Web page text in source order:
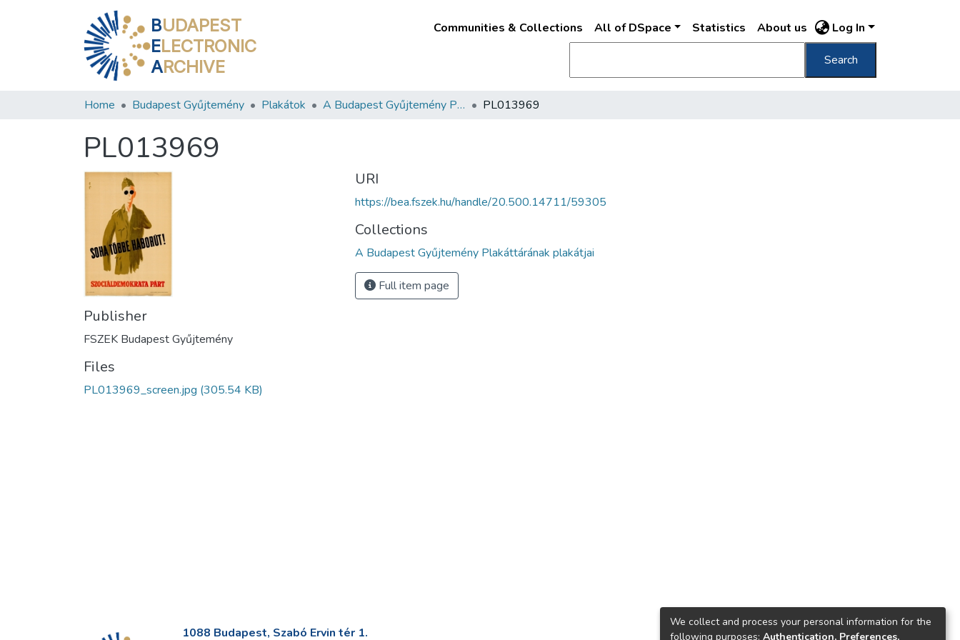
BUDAPEST
ELECTRONIC
ARCHIVE
Communities & Collections All of DSpace Statistics About us Log In
Search
Home Budapest Gyűjtemény Plakátok A Budapest Gyűjtemény Plakáttárának plakátjai PL013969
PL013969
Publisher
FSZEK Budapest Gyűjtemény
Files
PL013969_screen.jpg (305.54 KB)
URI
https://bea.fszek.hu/handle/20.500.14711/59305
Collections
A Budapest Gyűjtemény Plakáttárának plakátjai
Full item page
1088 Budapest, Szabó Ervin tér 1.
We collect and process your personal information for the
following purposes: Authentication, Preferences,